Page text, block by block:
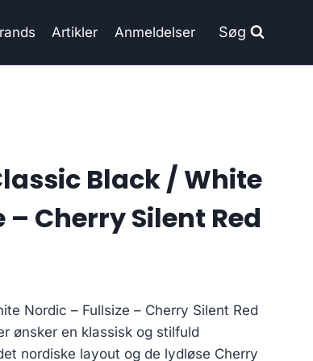
Artikler Anmeldelser Søg
Black / White
Cherry Silent Red
Nordic – Fullsize – Cherry Silent Red
ønsker en klassisk og stilfuld
nordiske layout og de lydløse Cherry